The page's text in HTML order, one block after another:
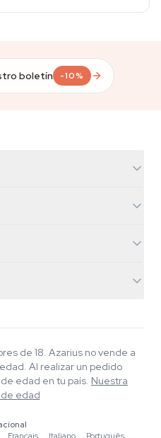
boletín -10%
de 18. Azarius no vende a
Al realizar un pedido
edad en tu país. Nuestra
edad